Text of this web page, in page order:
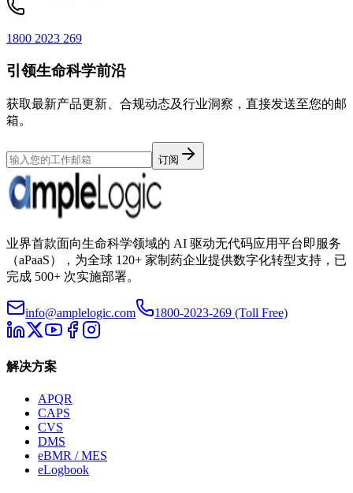
1800 2023 269
引领生命科学前沿
获取最新产品更新、合规动态及行业洞察，直接发送至您的邮
箱。
订阅
业界首款面向生命科学领域的 AI 驱动无代码应用平台即服务
（aPaaS），为全球 120+ 家制药企业提供数字化转型支持，已
完成 500+ 次实施部署。
info@amplelogic.com 1800-2023-269 (Toll Free)
解决方案
APQR
CAPS
CVS
DMS
eBMR / MES
eLogbook